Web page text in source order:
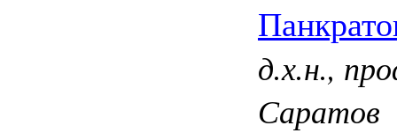
д.х.н.,
Саратов